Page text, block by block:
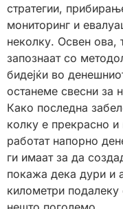
стратегии,
мониторинг и
неколку. Освен ова,
запознаат со
бидејќи во
останеме свесни за
Како последна
колку е прекрасно и
работат напорно
ги имаат за да
покажа дека дури и
километри